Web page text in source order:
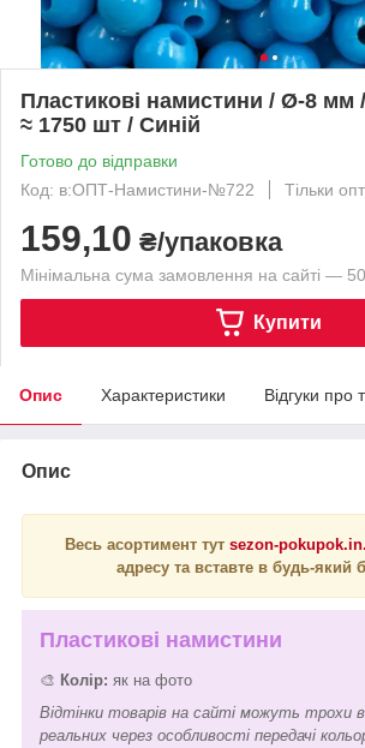
Пластикові намистини / Ø-8 мм
≈ 1750 шт / Синій
Готово до відправки
Код: в:ОПТ-Намистини-№722
Тільки опт
159,10 ₴/упаковка
Мінімальна сума замовлення на сайті —
Купити
Опис Характеристики Відгуки про
Опис
Весь асортимент тут sezon-
адресу та вставте в будь-який
Пластикові намистини
🎨 Колір: як на фото
Відтінки товарів на сайті можуть трохи
реальних через особливості передачі